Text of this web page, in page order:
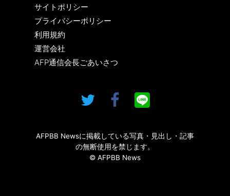
サイトポリシー
プライバシーポリシー
利用規約
運営会社
AFP通信会長ごあいさつ
AFPBB Newsに掲載している写真・見出し・記事
の無断使用を禁じます。
© AFPBB News